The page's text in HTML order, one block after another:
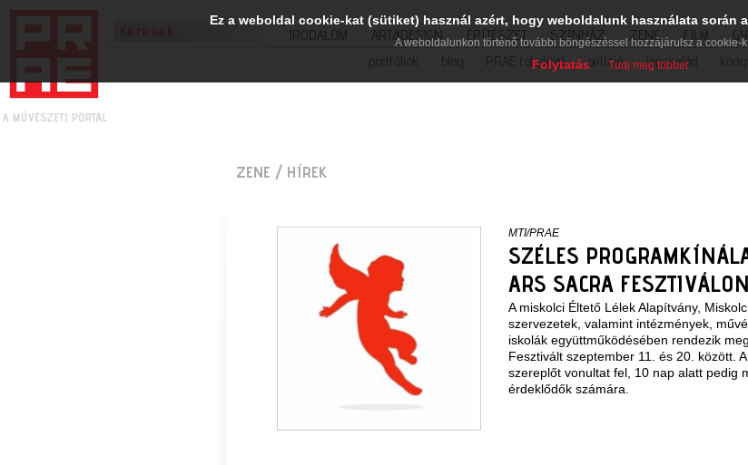
IRODALOM ART&DESIGN ÉPÍTÉSZET SZÍNHÁZ ZENE FILM
portfóliók
PRAE folyóirat petíció lapcsalád
ZENE / HÍREK
MTI/PRAE
SZÉLES
ARS SACRA FESZTIVÁLON
A miskolci Éltető Lélek Alapítvány,
szervezetek, valamint intézmények,
iskolák együttműködésében rendezik
Fesztivált szeptember 11. és 20. között.
szereplőt vonultat fel, 10 nap alatt pedig
érdeklődők számára.
Ez a weboldal cookie-kat (sütiket) használ azért, hogy weboldalunk használata
A weboldalunkon történő további böngészéssel hozzájárulsz a cookie-
Folytatás Tudj meg többet